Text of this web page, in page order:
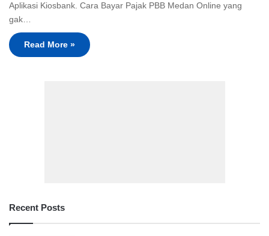
Aplikasi Kiosbank. Cara Bayar Pajak PBB Medan Online yang
gak…
Read More »
Recent Posts